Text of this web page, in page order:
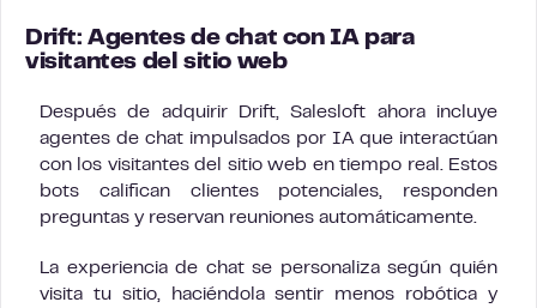
Drift: Agentes de chat con IA para
visitantes del sitio web
Después de adquirir Drift, Salesloft ahora incluye
agentes de chat impulsados por IA que interactúan
con los visitantes del sitio web en tiempo real. Estos
bots califican clientes potenciales, responden
preguntas y reservan reuniones automáticamente.
La experiencia de chat se personaliza según quién
visita tu sitio, haciéndola sentir menos robótica y